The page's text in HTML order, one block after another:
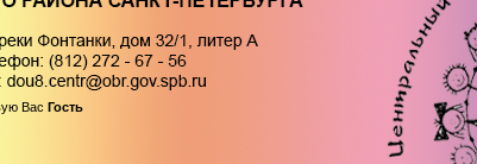
Вас Гость